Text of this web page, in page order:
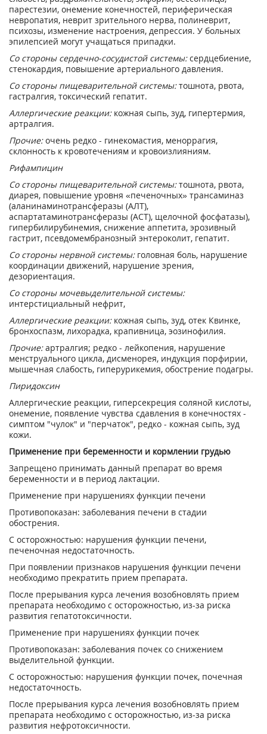
парестезии, онемение конечностей, периферическая
невропатия, неврит зрительного нерва, полиневрит,
психозы, изменение настроения, депрессия. У больных
эпилепсией могут учащаться припадки.
Со стороны сердечно-сосудистой системы:сердцебиение,
стенокардия, повышение артериального давления.
Со стороны пищеварительной системы:тошнота, рвота,
гастралгия, токсический гепатит.
Аллергические реакции: кожная сыпь, зуд, гипертермия,
артралгия.
Прочие:очень редко - гинекомастия, меноррагия,
склонность к кровотечениям и кровоизлияниям.
Рифампицин
Со стороны пищеварительной системы:тошнота, рвота,
диарея, повышение уровня «печеночных» трансаминаз
(аланинаминотрансферазы (АЛТ),
аспартатаминотрансферазы (ACT), щелочной фосфатазы),
гипербилирубинемия, снижение аппетита, эрозивный
гастрит, псевдомембранозный энтероколит, гепатит.
Со стороны нервной системы:головная боль, нарушение
координации движений, нарушение зрения,
дезориентация.
Со стороны мочевыделительной системы:
интерстициальный нефрит,
Аллергические реакции:кожная сыпь, зуд, отек Квинке,
бронхоспазм, лихорадка, крапивница, эозинофилия.
Прочие:артралгия; редко - лейкопения, нарушение
менструального цикла, дисменорея, индукция порфирии,
мышечная слабость, гиперурикемия, обострение подагры.
Пиридоксин
Аллергические реакции, гиперсекреция соляной кислоты,
онемение, появление чувства сдавления в конечностях -
симптом "чулок" и "перчаток", редко - кожная сыпь, зуд
кожи.
Применение при беременности и кормлении грудью
Запрещено принимать данный препарат во время
беременности и в период лактации.
Применение при нарушениях функции печени
Противопоказан: заболевания печени в стадии
обострения.
С осторожностью: нарушения функции печени,
печеночная недостаточность.
При появлении признаков нарушения функции печени
необходимо прекратить прием препарата.
После прерывания курса лечения возобновлять прием
препарата необходимо с осторожностью, из-за риска
развития гепатотоксичности.
Применение при нарушениях функции почек
Противопоказан: заболевания почек со снижением
выделительной функции.
С осторожностью: нарушения функции почек, почечная
недостаточность.
После прерывания курса лечения возобновлять прием
препарата необходимо с осторожностью, из-за риска
развития нефротоксичности.